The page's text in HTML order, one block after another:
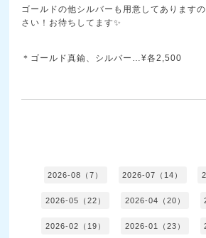
ゴールドの他シルバーも用意してあります
さい！お待ちしてます✨
＊ゴールド真鍮、シルバー…¥各2,500
2026-08（7） 2026-07（14）
2026-05（22） 2026-04（20）
2026-02（19） 2026-01（23）